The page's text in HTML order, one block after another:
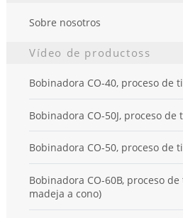
Sobre nosotros
Vídeo de productoss
Bobinadora CO-40, proceso de
Bobinadora CO-50J, proceso de
Bobinadora CO-50, proceso de
Bobinadora CO-60B, proceso
madeja a cono)